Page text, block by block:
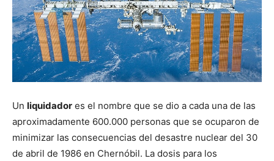
Un liquidador es el nombre que se dio a cada una de las
aproximadamente 600.000 personas que se ocuparon de
minimizar las consecuencias del desastre nuclear del 30
de abril de 1986 en Chernóbil. La dosis para los